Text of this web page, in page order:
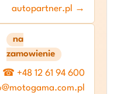
autopartner.pl →
na
zamowienie
☎ +48 12 61 94 600